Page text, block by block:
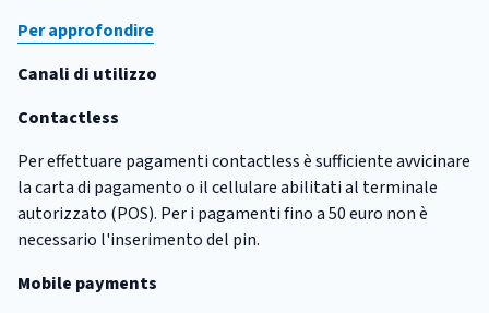
Per approfondire
Canali di utilizzo
Contactless
Per effettuare pagamenti contactless è sufficiente avvicinare
la carta di pagamento o il cellulare abilitati al terminale
autorizzato (POS). Per i pagamenti fino a 50 euro non è
necessario l'inserimento del pin.
Mobile payments